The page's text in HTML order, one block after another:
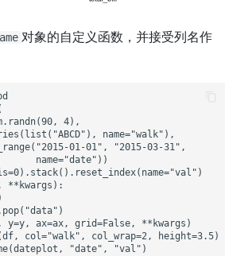
对象的自定义函数，并接受列名作
4),
name="walk"),
01-01", "2015-03-31",
name="date"))
**kwargs):
ax=ax, grid=False, **kwargs)
col="walk", col_wrap=2, height=3.5)
"date", "val")